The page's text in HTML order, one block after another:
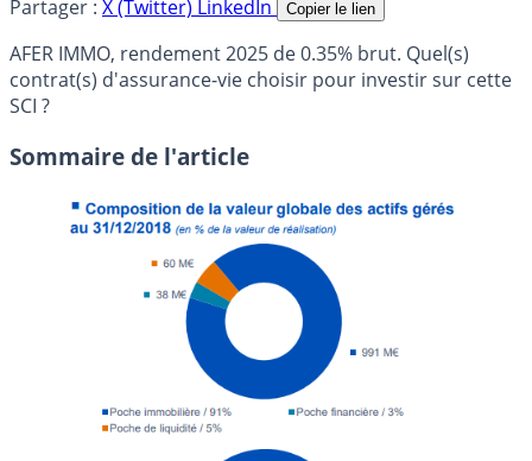
Partager : X (Twitter) LinkedIn Copier le lien
AFER IMMO, rendement 2025 de 0.35% brut. Quel(s)
contrat(s) d'assurance-vie choisir pour investir sur cette
SCI ?
Sommaire de l'article